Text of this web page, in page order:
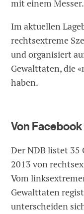
mit einem Messer.
Im aktuellen
rechtsextreme
und organisiert
Gewalttaten, die
haben.
Von
Der NDB listet 35
2013 von
Vom
Gewalttaten
unterscheiden